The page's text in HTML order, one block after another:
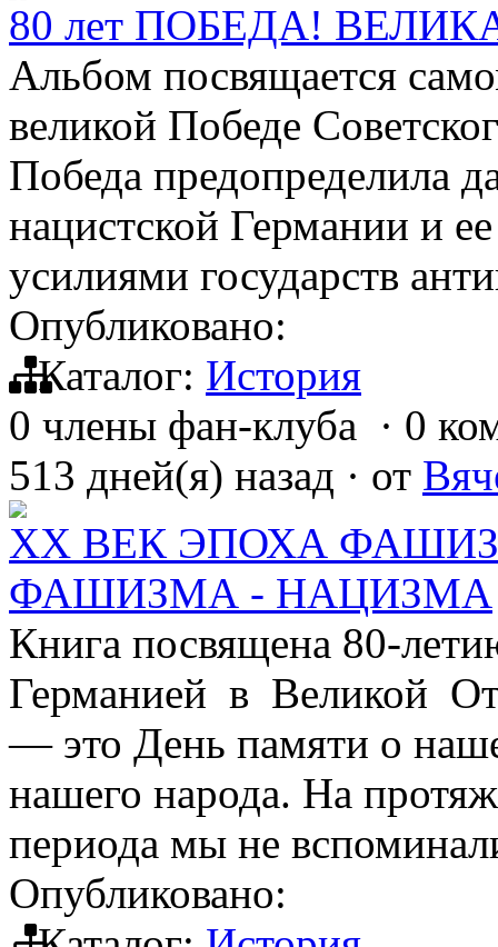
80 лет ПОБЕДА!
Альбом посвящается
великой Победе
Победа предопределила
нацистской Германии и
усилиями государств
Опубликовано:
Каталог: История
0 члены фан-клуба · 0
513 дней(я) назад · от
XX ВЕК ЭПОХА
ФАШИЗМА - НАЦИЗМА
Книга посвящена 80-
Германией в Великой
— это День памяти о
нашего народа. На
периода мы не
Опубликовано: